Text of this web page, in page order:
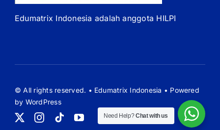
Edumatrix Indonesia adalah anggota HILPI
© All rights reserved. • Edumatrix Indonesia • Powered
by WordPress
Need Help?Chat with us